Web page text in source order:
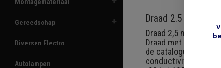
Montagemateriaal
Gereedschap
Diversen Electro
Autolampen
Draad 2.5 mm2 bruin
Draad 2,5 mm2 (50/
Draad met dunne
de catalogus: Thin
conductivity plain